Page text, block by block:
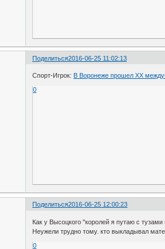
Поделиться2016-06-25 11:02:13
Спорт-Игрок: В Воронеже прошел ХХ
0
Поделиться2016-06-25 12:00:23
Как у Высоцкого "королей я путаю с
Неужели трудно тому. кто выкладывал
0